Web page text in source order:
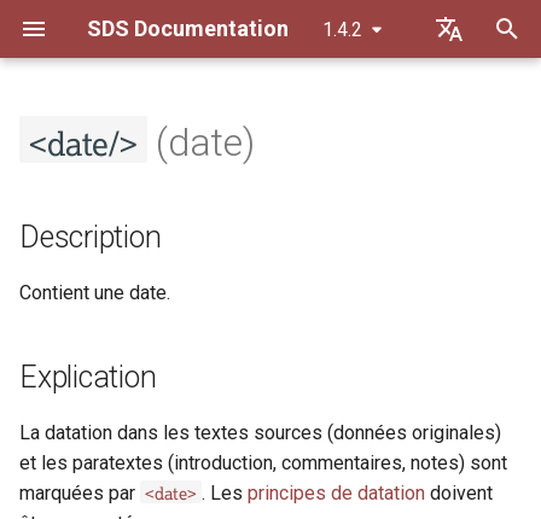
SDS Documentation 1.4.2
i
a
i
s
a
t
Principes de transcription
Principes de datation
Règles de séparation
Description
Explication
Modèle de contenu
@calendar
@dur-iso
Description
Explication
Modèle de contenu
@calendar
@dur-iso
<date/> (date)
Description
Contient une date.
Explication
La datation dans les textes sources (données originales)
et les paratextes (introduction, commentaires, notes) sont
marquées par <date> . Les principes de datation doivent